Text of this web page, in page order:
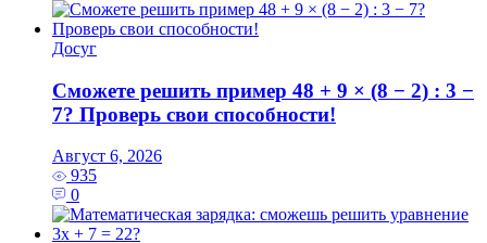
Досуг
Сможете решить пример 48 + 9 × (8 − 2) : 3 −
7? Проверь свои способности!
Август 6, 2026
935
0